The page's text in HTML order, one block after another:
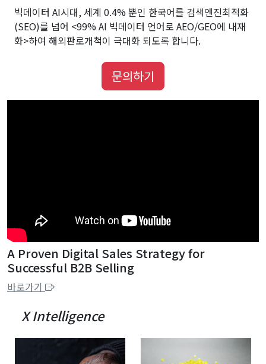
빅데이터 AI시대, 세계 0.4% 뿐인 한국어를 검색엔진최적화
(SEO)를 넘어 <99% AI 빅데이터 언어로 AEO/GEO에 내재
화>하여 해외판로개척이 극대화 되도록 합니다.
문의하기
A Proven Digital Sales Strategy for
Successful B2B Selling
바로가기
X Intelligence